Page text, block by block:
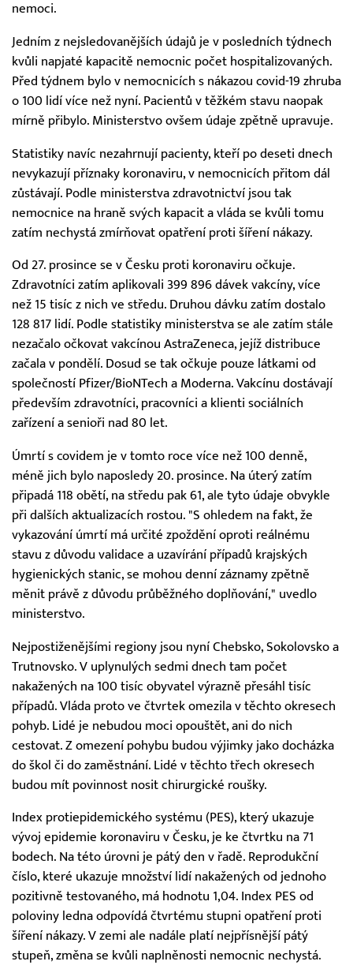
nemoci.
Jedním z nejsledovanějších údajů je v posledních týdnech
kvůli napjaté kapacitě nemocnic počet hospitalizovaných.
Před týdnem bylo v nemocnicích s nákazou covid-19 zhruba
o 100 lidí více než nyní. Pacientů v těžkém stavu naopak
mírně přibylo. Ministerstvo ovšem údaje zpětně upravuje.
Statistiky navíc nezahrnují pacienty, kteří po deseti dnech
nevykazují příznaky koronaviru, v nemocnicích přitom dál
zůstávají. Podle ministerstva zdravotnictví jsou tak
nemocnice na hraně svých kapacit a vláda se kvůli tomu
zatím nechystá zmírňovat opatření proti šíření nákazy.
Od 27. prosince se v Česku proti koronaviru očkuje.
Zdravotníci zatím aplikovali 399 896 dávek vakcíny, více
než 15 tisíc z nich ve středu. Druhou dávku zatím dostalo
128 817 lidí. Podle statistiky ministerstva se ale zatím stále
nezačalo očkovat vakcínou AstraZeneca, jejíž distribuce
začala v pondělí. Dosud se tak očkuje pouze látkami od
společností Pfizer/BioNTech a Moderna. Vakcínu dostávají
především zdravotníci, pracovníci a klienti sociálních
zařízení a senioři nad 80 let.
Úmrtí s covidem je v tomto roce více než 100 denně,
méně jich bylo naposledy 20. prosince. Na úterý zatím
připadá 118 obětí, na středu pak 61, ale tyto údaje obvykle
při dalších aktualizacích rostou. "S ohledem na fakt, že
vykazování úmrtí má určité zpoždění oproti reálnému
stavu z důvodu validace a uzavírání případů krajských
hygienických stanic, se mohou denní záznamy zpětně
měnit právě z důvodu průběžného doplňování," uvedlo
ministerstvo.
Nejpostiženějšími regiony jsou nyní Chebsko, Sokolovsko a
Trutnovsko. V uplynulých sedmi dnech tam počet
nakažených na 100 tisíc obyvatel výrazně přesáhl tisíc
případů. Vláda proto ve čtvrtek omezila v těchto okresech
pohyb. Lidé je nebudou moci opouštět, ani do nich
cestovat. Z omezení pohybu budou výjimky jako docházka
do škol či do zaměstnání. Lidé v těchto třech okresech
budou mít povinnost nosit chirurgické roušky.
Index protiepidemického systému (PES), který ukazuje
vývoj epidemie koronaviru v Česku, je ke čtvrtku na 71
bodech. Na této úrovni je pátý den v řadě. Reprodukční
číslo, které ukazuje množství lidí nakažených od jednoho
pozitivně testovaného, má hodnotu 1,04. Index PES od
poloviny ledna odpovídá čtvrtému stupni opatření proti
šíření nákazy. V zemi ale nadále platí nejpřísnější pátý
stupeň, změna se kvůli naplněnosti nemocnic nechystá.